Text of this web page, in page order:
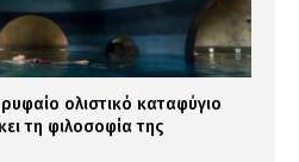
ολιστικό καταφύγιο
τη φιλοσοφία της